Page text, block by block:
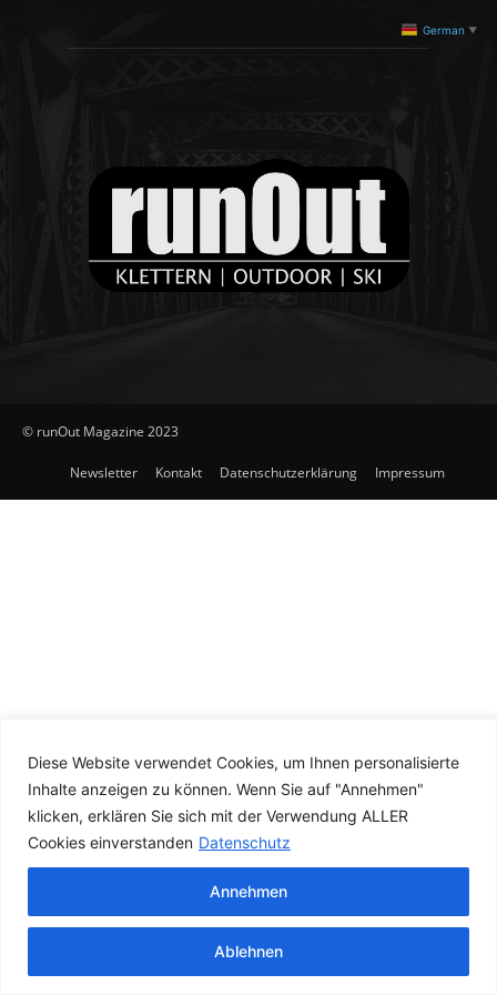
Diese Website verwendet Cookies, um Ihnen personalisierte
Inhalte anzeigen zu können. Wenn Sie auf "Annehmen"
klicken, erklären Sie sich mit der Verwendung ALLER
Cookies einverstanden Datenschutz
Ablehnen
Annehmen
© runOut Magazine 2023
Newsletter Kontakt Datenschutzerklärung Impressum
German ▼